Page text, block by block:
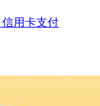
信用卡支付